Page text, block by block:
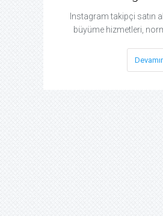
Instagram takipçi satın
büyüme hizmetleri,